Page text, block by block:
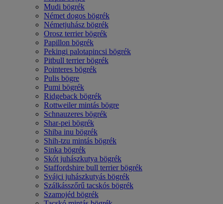
Mudi bögrék
Német dogos bögrék
Németjuhász bögrék
Orosz terrier bögrék
Papillon bögrék
Pekingi palotapincsi bögrék
Pitbull terrier bögrék
Pointeres bögrék
Pulis bögre
Pumi bögrék
Ridgeback bögrék
Rottweiler mintás bögre
Schnauzeres bögrék
Shar-pei bögrék
Shiba inu bögrék
Shih-tzu mintás bögrék
Sinka bögrék
Skót juhászkutya bögrék
Staffordshire bull terrier bögrék
Svájci juhászkutyás bögrék
Szálkásszőrű tacskós bögrék
Szamojéd bögrék